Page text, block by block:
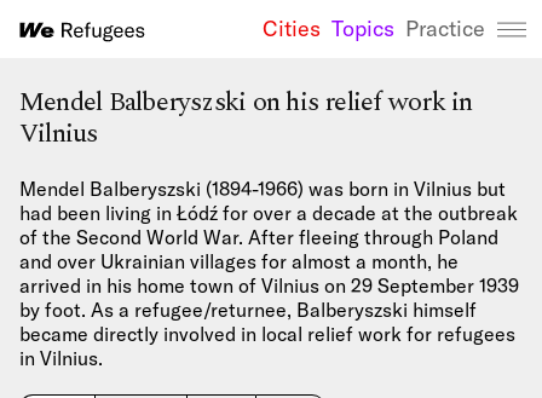
We
Cities Topics Practice
Mendel Balberyszski on his relief work in
Vilnius
Mendel Balberyszski (1894-1966) was born in Vilnius but
had been living in Łódź for over a decade at the outbreak
of the Second World War. After fleeing through Poland
and over Ukrainian villages for almost a month, he
arrived in his home town of Vilnius on 29 September 1939
by foot. As a refugee/returnee, Balberyszski himself
became directly involved in local relief work for refugees
in Vilnius.